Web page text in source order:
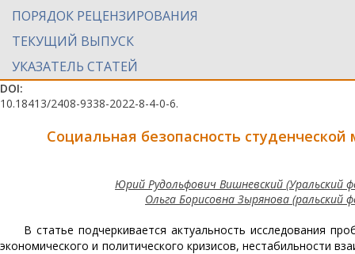
ПОРЯДОК РЕЦЕНЗИРОВАНИЯ
ТЕКУЩИЙ ВЫПУСК
УКАЗАТЕЛЬ СТАТЕЙ
DOI:
10.18413/2408-9338-2022-8-4-0-6.
Социальная безопасность
Юрий Рудольфович Вишневский (Уральский
Ольга Борисовна Зырянова (ральский
В статье подчеркивается актуальность исследования
экономического и политического кризисов, нестабильности